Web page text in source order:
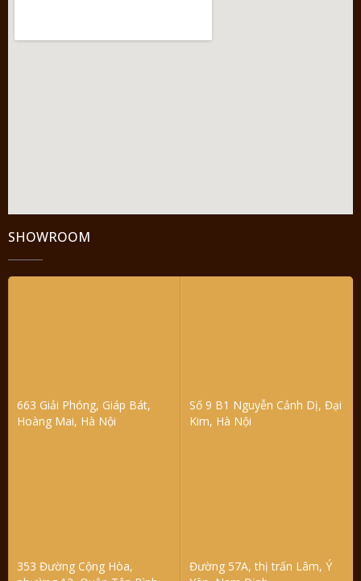
SHOWROOM
663 Giải Phóng, Giáp Bát,
Hoàng Mai, Hà Nội
Số 9 B1 Nguyễn Cảnh Dị, Đại
Kim, Hà Nội
353 Đường Cộng Hòa,
Đường 57A, thị trấn Lâm, Ý